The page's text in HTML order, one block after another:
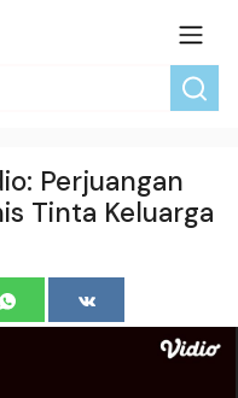
Perjuangan
Tinta Keluarga